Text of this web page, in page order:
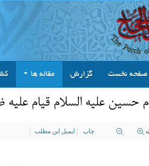
صفحه نخست گزارش مقاله ها
حسین عليه السلام قیام
چاپ ایمیل این مطلب